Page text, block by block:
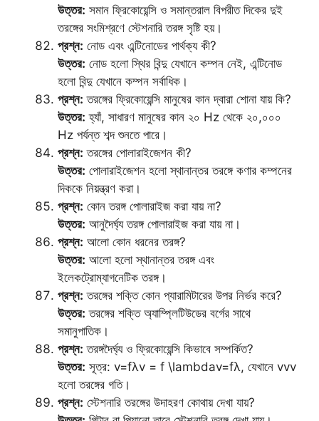
উত্তর: সমান ফ্রিকোয়েন্সি ও সমান্তরাল বিপরীত দিকের দুই
তরঙ্গের সংমিশ্রণে স্টেশনারি তরঙ্গ সৃষ্টি হয়।
প্রশ্ন: নোড এবং এন্টিনোডের পার্থক্য কী?
উত্তর: নোড হলো স্থির বিন্দু যেখানে কম্পন নেই, এন্টিনোড
হলো বিন্দু যেখানে কম্পন সর্বাধিক।
প্রশ্ন: তরঙ্গের ফ্রিকোয়েন্সি মানুষের কান দ্বারা শোনা যায় কি?
উত্তর: হ্যাঁ, সাধারণ মানুষের কান ২০ Hz থেকে ২০,০০০
Hz পর্যন্ত শব্দ শুনতে পারে।
প্রশ্ন: তরঙ্গের পোলারাইজেশন কী?
উত্তর: পোলারাইজেশন হলো স্থানান্তর তরঙ্গে কণার কম্পনের
দিককে নিয়ন্ত্রণ করা।
প্রশ্ন: কোন তরঙ্গ পোলারাইজ করা যায় না?
উত্তর: আনুদৈর্ঘ্য তরঙ্গ পোলারাইজ করা যায় না।
প্রশ্ন: আলো কোন ধরনের তরঙ্গ?
উত্তর: আলো হলো স্থানান্তর তরঙ্গ এবং
ইলেকট্রোম্যাগনেটিক তরঙ্গ।
প্রশ্ন: তরঙ্গের শক্তি কোন প্যারামিটারের উপর নির্ভর করে?
উত্তর: তরঙ্গের শক্তি অ্যাম্প্লিটিউডের বর্গের সাথে
সমানুপাতিক।
প্রশ্ন: তরঙ্গদৈর্ঘ্য ও ফ্রিকোয়েন্সি কিভাবে সম্পর্কিত?
উত্তর: সূত্র: v=fλv = f \lambdav=fλ, যেখানে vvv
হলো তরঙ্গের গতি।
প্রশ্ন: স্টেশনারি তরঙ্গের উদাহরণ কোথায় দেখা যায়?